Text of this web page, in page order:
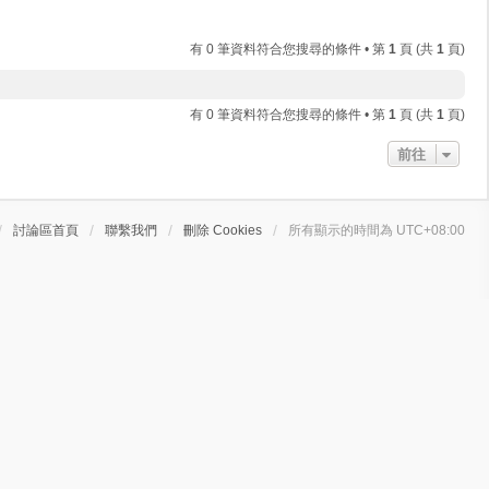
有 0 筆資料符合您搜尋的條件 • 第 1 頁 (共 1 頁)
有 0 筆資料符合您搜尋的條件 • 第 1 頁 (共 1 頁)
前往
討論區首頁 聯繫我們 刪除 Cookies 所有顯示的時間為 UTC+08:00